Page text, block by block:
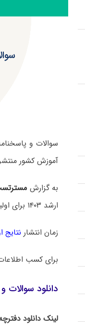
آموزش کشور
به گزارش
ارشد ۱۴۰۳ برای اولین بار در یک روز برگزار شد. در سالهای قبل این آزمون در دو روز متوالی برگزار میشد.
زمان انتشار نتایج
برای کسب
دانلود سوالات
لینک دانلود